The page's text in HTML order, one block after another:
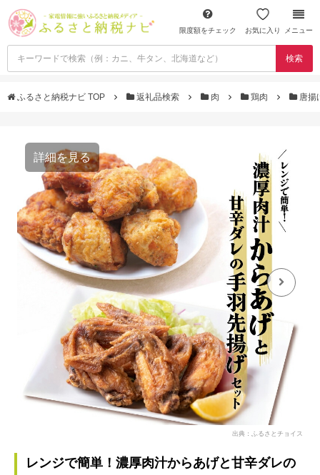
限度額をチェック お気に入り メニュー
検索
ふるさと納税ナビ TOP 返礼品検索 肉 鶏肉 唐揚
詳細を見る
出典：ふるさとチョイス
レンジで簡単！濃厚肉汁からあげと甘辛ダレの